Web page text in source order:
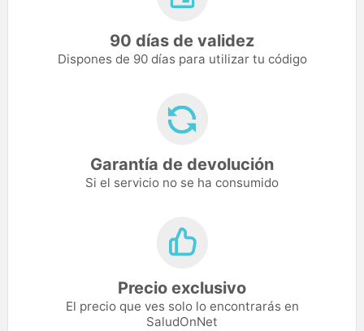
90 días de validez
Dispones de 90 días para utilizar tu código
Garantía de devolución
Si el servicio no se ha consumido
Precio exclusivo
El precio que ves solo lo encontrarás en
SaludOnNet